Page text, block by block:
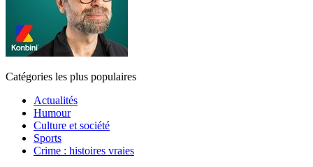
Catégories les plus populaires
Actualités
Humour
Culture et société
Sports
Crime : histoires vraies